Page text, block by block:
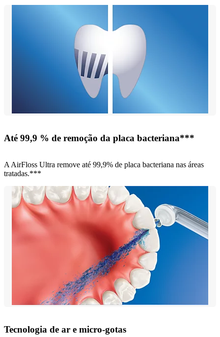
Até 99,9 % de remoção da placa bacteriana***
A AirFloss Ultra remove até 99,9% de placa bacteriana nas áreas
tratadas.***
Tecnologia de ar e micro-gotas